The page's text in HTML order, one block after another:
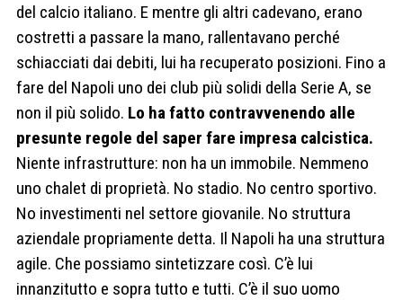
del calcio italiano. E mentre gli altri cadevano, erano
costretti a passare la mano, rallentavano perché
schiacciati dai debiti, lui ha recuperato posizioni. Fino a
fare del Napoli uno dei club più solidi della Serie A, se
non il più solido. Lo ha fatto contravvenendo alle
presunte regole del saper fare impresa calcistica.
Niente infrastrutture: non ha un immobile. Nemmeno
uno chalet di proprietà. No stadio. No centro sportivo.
No investimenti nel settore giovanile. No struttura
aziendale propriamente detta. Il Napoli ha una struttura
agile. Che possiamo sintetizzare così. C’è lui
innanzitutto e sopra tutto e tutti. C’è il suo uomo